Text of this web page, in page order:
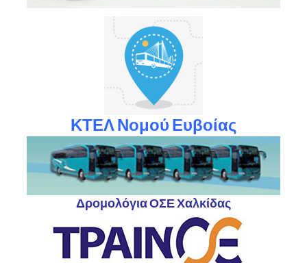
ΚΤΕΛ Νομού Ευβοίας
Δρομολόγια ΟΣΕ Χαλκίδας